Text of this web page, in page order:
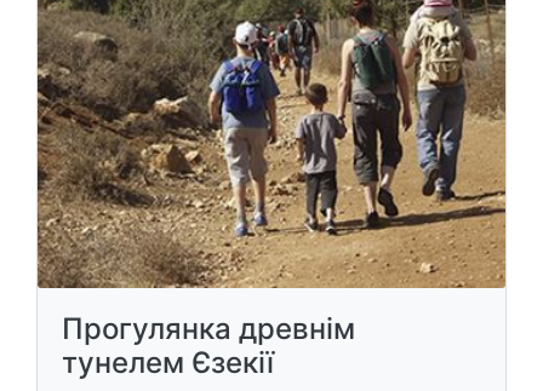
Прогулянка древнім
тунелем Єзекії